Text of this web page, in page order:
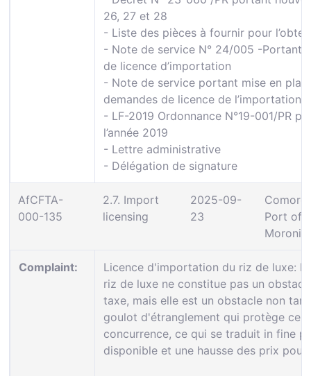
26, 27 et 28
- Liste des pièces à fournir pour
- Note de service N° 24/005 -Portant
de licence d’importation
- Note de service portant mise en
demandes de licence de l’importation
- LF-2019 Ordonnance N°19-001/PR
l’année 2019
- Lettre administrative
- Délégation de signature
AfCFTA-
000-135
2.7. Import
licensing
2025-09-
23
Port of
Moroni
Complaint:
Licence d'importation du riz de luxe:
riz de luxe ne constitue pas un
taxe, mais elle est un obstacle non
goulot d'étranglement qui protège
concurrence, ce qui se traduit in fine
disponible et une hausse des prix pour